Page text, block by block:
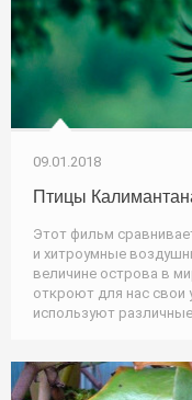
09.01.2018
Птицы
Этот фильм
и хитроумные
величине острова в
откроют для нас свои
используют